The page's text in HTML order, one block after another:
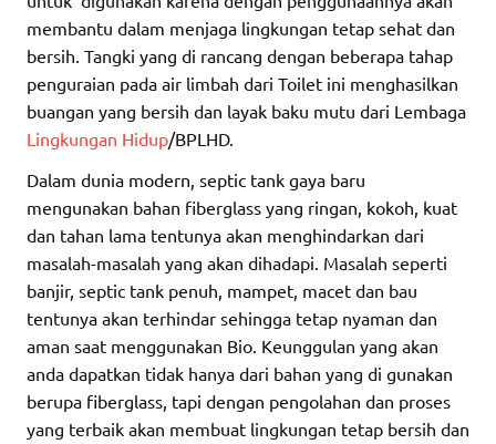
membantu dalam menjaga lingkungan tetap sehat dan
bersih. Tangki yang di rancang dengan beberapa tahap
penguraian pada air limbah dari Toilet ini menghasilkan
buangan yang bersih dan layak baku mutu dari Lembaga
Lingkungan Hidup/BPLHD.
Dalam dunia modern, septic tank gaya baru
mengunakan bahan fiberglass yang ringan, kokoh, kuat
dan tahan lama tentunya akan menghindarkan dari
masalah-masalah yang akan dihadapi. Masalah seperti
banjir, septic tank penuh, mampet, macet dan bau
tentunya akan terhindar sehingga tetap nyaman dan
aman saat menggunakan Bio. Keunggulan yang akan
anda dapatkan tidak hanya dari bahan yang di gunakan
berupa fiberglass, tapi dengan pengolahan dan proses
yang terbaik akan membuat lingkungan tetap bersih dan